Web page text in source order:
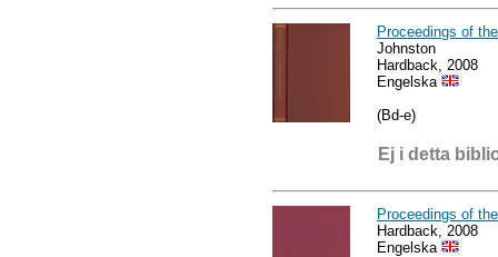
Proceedings of
Johnston
Hardback, 2008
Engelska
(Bd-e)
Ej i detta
Proceedings of
Hardback, 2008
Engelska